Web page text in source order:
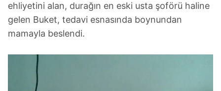
ehliyetini alan, durağın en eski usta şoförü haline
gelen Buket, tedavi esnasında boynundan
mamayla beslendi.